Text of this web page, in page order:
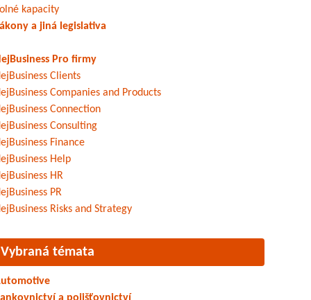
kapacity
a jiná legislativa
Pro firmy
Clients
Companies and Products
Connection
Consulting
Finance
Help
HR
PR
Risks and Strategy
Vybraná témata